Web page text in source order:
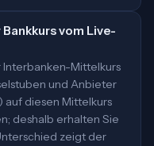
vom Live-
Interbanken-Mittelkurs
und Anbieter
diesen Mittelkurs
deshalb erhalten Sie
zeigt der